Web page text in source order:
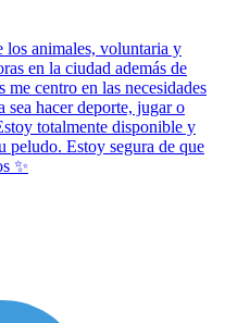
los animales, voluntaria y
en la ciudad además de
me centro en las necesidades
sea hacer deporte, jugar o
totalmente disponible y
peludo. Estoy segura de que
✨